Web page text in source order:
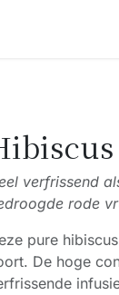
verfrissend
rode
pure
De hoge